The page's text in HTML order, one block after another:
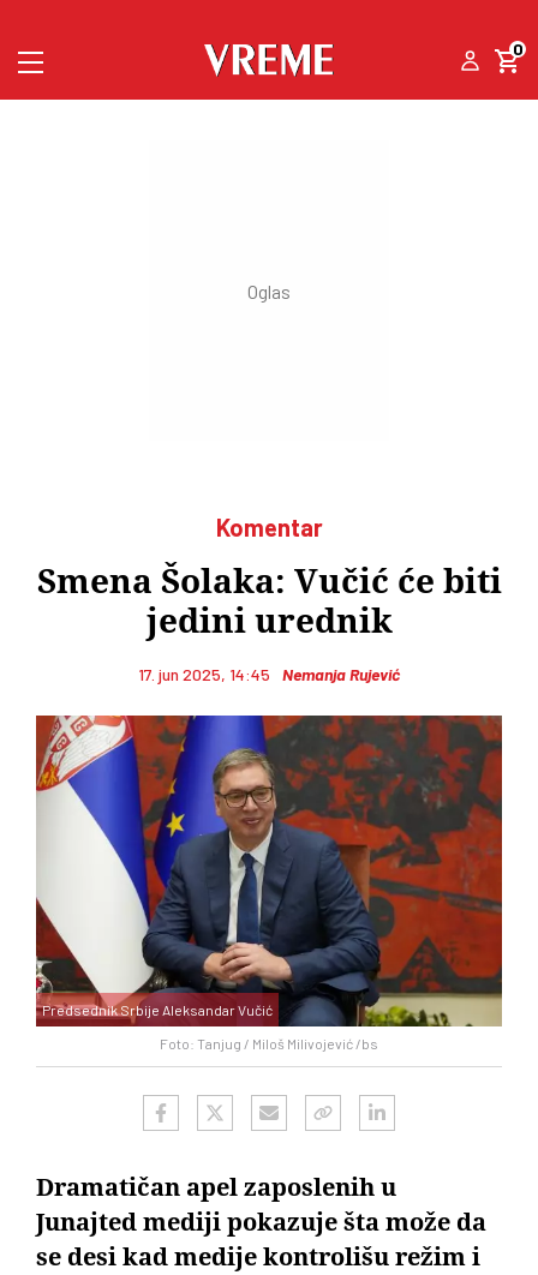
0
Komentar
Smena Šolaka: Vučić će biti
jedini urednik
17. jun 2025, 14:45 Nemanja Rujević
Foto: Tanjug / Miloš Milivojević /bs
Predsednik Srbije Aleksandar Vučić
Dramatičan apel zaposlenih u
Junajted mediji pokazuje šta može da
se desi kad medije kontrolišu režim i